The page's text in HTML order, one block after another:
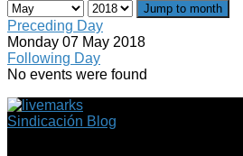
Jump to month
Preceding Day
Monday 07 May 2018
Following Day
No events were found
Sindicación Blog